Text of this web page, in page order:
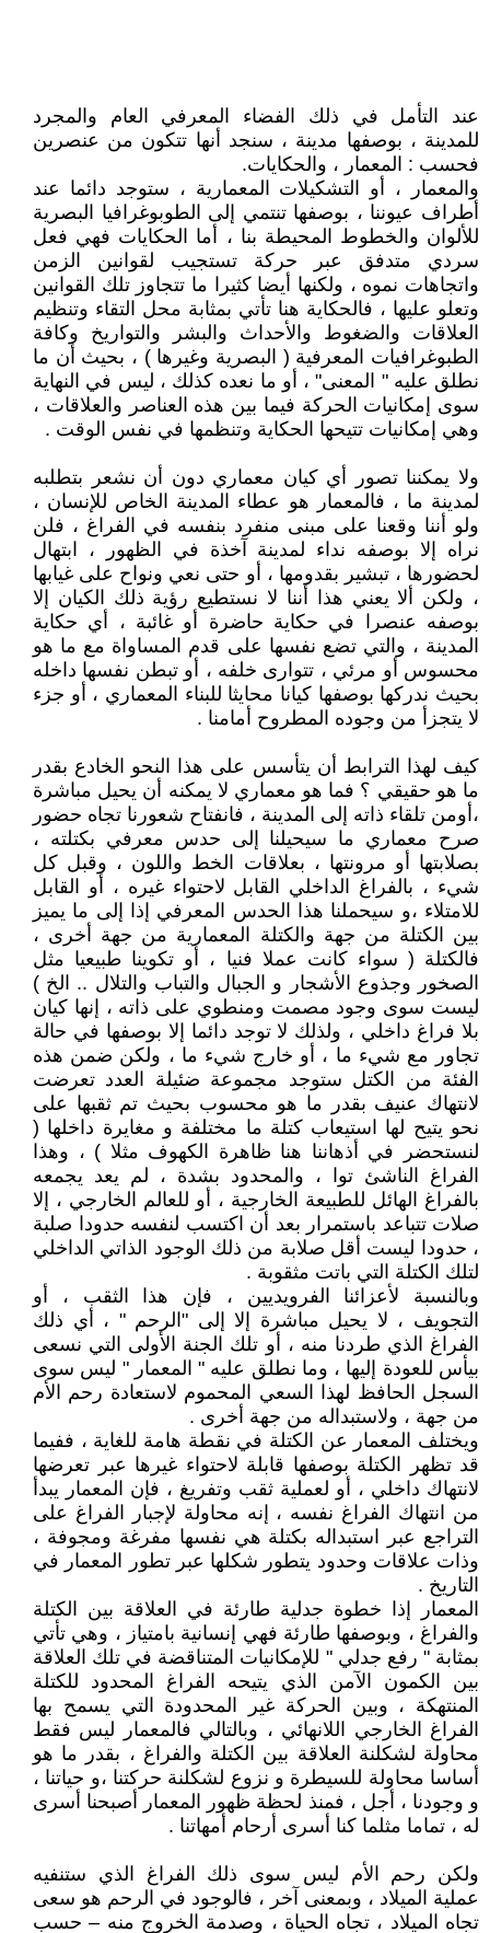
عند التأمل في ذلك الفضاء المعرفي العام والمجرد
للمدينة ، بوصفها مدينة ، سنجد أنها تتكون من عنصرين
فحسب : المعمار ، والحكايات.
والمعمار ، أو التشكيلات المعمارية ، ستوجد دائما عند
أطراف عيوننا ، بوصفها تنتمي إلى الطوبوغرافيا البصرية
للألوان والخطوط المحيطة بنا ، أما الحكايات فهي فعل
سردي متدفق عبر حركة تستجيب لقوانين الزمن
واتجاهات نموه ، ولكنها أيضا كثيرا ما تتجاوز تلك القوانين
وتعلو عليها ، فالحكاية هنا تأتي بمثابة محل التقاء وتنظيم
العلاقات والضغوط والأحداث والبشر والتواريخ وكافة
الطبوغرافيات المعرفية ( البصرية وغيرها ) ، بحيث أن ما
نطلق عليه " المعنى" ، أو ما نعده كذلك ، ليس في النهاية
سوى إمكانيات الحركة فيما بين هذه العناصر والعلاقات ،
وهي إمكانيات تتيحها الحكاية وتنظمها في نفس الوقت .
ولا يمكننا تصور أي كيان معماري دون أن نشعر بتطلبه
لمدينة ما ، فالمعمار هو عطاء المدينة الخاص للإنسان ،
ولو أننا وقعنا على مبنى منفرد بنفسه في الفراغ ، فلن
نراه إلا بوصفه نداء لمدينة آخذة في الظهور ، ابتهال
لحضورها ، تبشير بقدومها ، أو حتى نعي ونواح على غيابها
، ولكن ألا يعني هذا أننا لا نستطيع رؤية ذلك الكيان إلا
بوصفه عنصرا في حكاية حاضرة أو غائبة ، أي حكاية
المدينة ، والتي تضع نفسها على قدم المساواة مع ما هو
محسوس أو مرئي ، تتوارى خلفه ، أو تبطن نفسها داخله
بحيث ندركها بوصفها كيانا محايثا للبناء المعماري ، أو جزء
لا يتجزأ من وجوده المطروح أمامنا .
كيف لهذا الترابط أن يتأسس على هذا النحو الخادع بقدر
ما هو حقيقي ؟ فما هو معماري لا يمكنه أن يحيل مباشرة
،أومن تلقاء ذاته إلى المدينة ، فانفتاح شعورنا تجاه حضور
صرح معماري ما سيحيلنا إلى حدس معرفي بكتلته ،
بصلابتها أو مرونتها ، بعلاقات الخط واللون ، وقبل كل
شيء ، بالفراغ الداخلي القابل لاحتواء غيره ، أو القابل
للامتلاء ،و سيحملنا هذا الحدس المعرفي إذا إلى ما يميز
بين الكتلة من جهة والكتلة المعمارية من جهة أخرى ،
فالكتلة ( سواء كانت عملا فنيا ، أو تكوينا طبيعيا مثل
الصخور وجذوع الأشجار و الجبال والتباب والتلال .. الخ )
ليست سوى وجود مصمت ومنطوي على ذاته ، إنها كيان
بلا فراغ داخلي ، ولذلك لا توجد دائما إلا بوصفها في حالة
تجاور مع شيء ما ، أو خارج شيء ما ، ولكن ضمن هذه
الفئة من الكتل ستوجد مجموعة ضئيلة العدد تعرضت
لانتهاك عنيف بقدر ما هو محسوب بحيث تم ثقبها على
نحو يتيح لها استيعاب كتلة ما مختلفة و مغايرة داخلها (
لنستحضر في أذهاننا هنا ظاهرة الكهوف مثلا ) ، وهذا
الفراغ الناشئ توا ، والمحدود بشدة ، لم يعد يجمعه
بالفراغ الهائل للطبيعة الخارجية ، أو للعالم الخارجي ، إلا
صلات تتباعد باستمرار بعد أن اكتسب لنفسه حدودا صلبة
، حدودا ليست أقل صلابة من ذلك الوجود الذاتي الداخلي
لتلك الكتلة التي باتت مثقوبة .
وبالنسبة لأعزائنا الفرويديين ، فإن هذا الثقب ، أو
التجويف ، لا يحيل مباشرة إلا إلى "الرحم " ، أي ذلك
الفراغ الذي طردنا منه ، أو تلك الجنة الأولى التي نسعى
بيأس للعودة إليها ، وما نطلق عليه " المعمار " ليس سوى
السجل الحافظ لهذا السعي المحموم لاستعادة رحم الأم
من جهة ، ولاستبداله من جهة أخرى .
ويختلف المعمار عن الكتلة في نقطة هامة للغاية ، ففيما
قد تظهر الكتلة بوصفها قابلة لاحتواء غيرها عبر تعرضها
لانتهاك داخلي ، أو لعملية ثقب وتفريغ ، فإن المعمار يبدأ
من انتهاك الفراغ نفسه ، إنه محاولة لإجبار الفراغ على
التراجع عبر استبداله بكتلة هي نفسها مفرغة ومجوفة ،
وذات علاقات وحدود يتطور شكلها عبر تطور المعمار في
التاريخ .
المعمار إذا خطوة جدلية طارئة في العلاقة بين الكتلة
والفراغ ، وبوصفها طارئة فهي إنسانية بامتياز ، وهي تأتي
بمثابة " رفع جدلي " للإمكانيات المتناقضة في تلك العلاقة
بين الكمون الآمن الذي يتيحه الفراغ المحدود للكتلة
المنتهكة ، وبين الحركة غير المحدودة التي يسمح بها
الفراغ الخارجي اللانهائي ، وبالتالي فالمعمار ليس فقط
محاولة لشكلنة العلاقة بين الكتلة والفراغ ، بقدر ما هو
أساسا محاولة للسيطرة و نزوع لشكلنة حركتنا ،و حياتنا ،
و وجودنا ، أجل ، فمنذ لحظة ظهور المعمار أصبحنا أسرى
له ، تماما مثلما كنا أسرى أرحام أمهاتنا .
ولكن رحم الأم ليس سوى ذلك الفراغ الذي ستنفيه
عملية الميلاد ، وبمعنى آخر ، فالوجود في الرحم هو سعى
تجاه الميلاد ، تجاه الحياة ، وصدمة الخروج منه – حسب